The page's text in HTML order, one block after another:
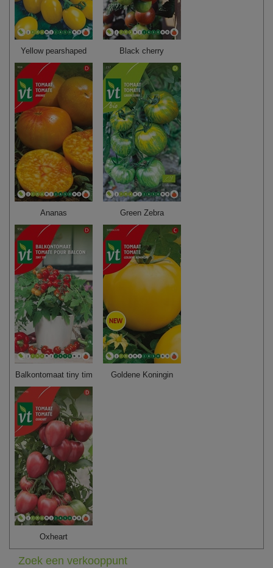
Yellow pearshaped Black cherry
Ananas Green Zebra
Balkontomaat tiny tim Goldene Koningin
Oxheart
Zoek een verkooppunt